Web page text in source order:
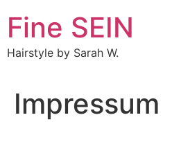
Inhalt
springen
Fine SEIN
Hairstyle by Sarah W.
Impressum